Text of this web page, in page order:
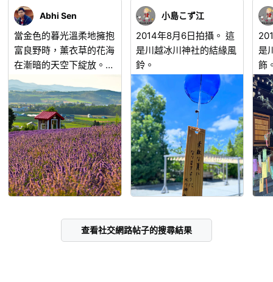
Abhi Sen
當金色的暮光溫柔地擁抱
富良野時，薰衣草的花海
在漸暗的天空下綻放。一
座孤獨的紅色小屋靜臥在
紫色的田野間，翠綠的草
地和層疊的山巒在遠方靜
靜鋪展。在這短暫的夏日
餘暉中，這片景致予人的
感覺，與其說是一個地
方，不如說是一段等待被
珍藏的記憶。
小島こず江
2014年8月6日拍攝。 這
是川越冰川神社的結緣風
鈴。
是
飾
七
查看社交網路帖子的搜尋結果